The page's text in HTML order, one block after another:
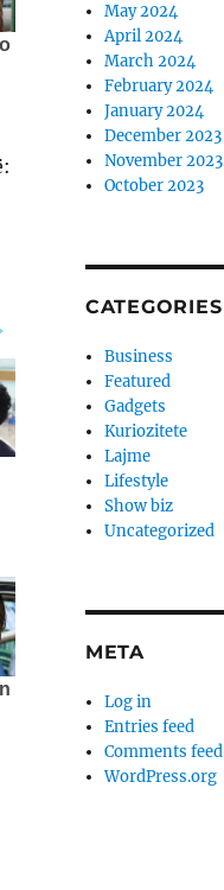
May 2024
April 2024
March 2024
February 2024
January 2024
December 2023
November 2023
October 2023
CATEGORIES
Business
Featured
Gadgets
Kuriozitete
Lajme
Lifestyle
Show biz
Uncategorized
META
Log in
Entries feed
Comments feed
WordPress.org